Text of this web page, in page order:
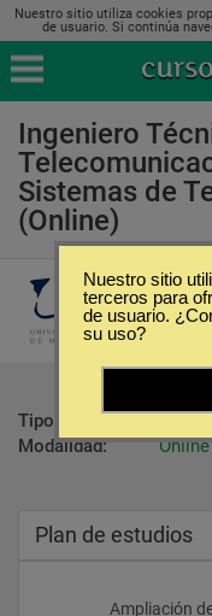
Nuestro sitio utiliza cookies
de usuario. Si continúa
Ingeniero
Sistemas de
(Online)
Tipo:
Modalidad:
Online
Plan de estudios
Nuestro sitio
terceros para
de usuario.
su uso?